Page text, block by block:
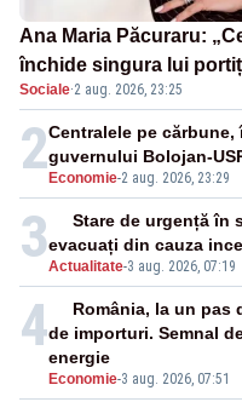
Ana Maria Păcuraru:
închide singura lui
Sociale·2 aug. 2026, 23:25
2 Economie-2 aug. 2026, 23:29
Centralele pe
guvernului Bolojan-
3Actualitate-3 aug. 2026, 07:19
Stare de urgență în
evacuați din cauza
4
Economie-3 aug. 2026, 07:51
România, la un pas
de importuri. Semnal
energie